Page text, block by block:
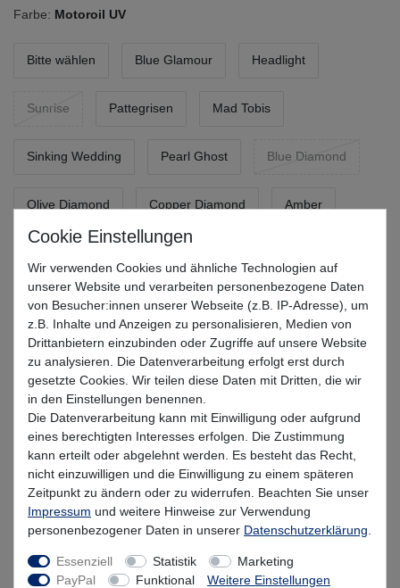
Farbe: Motoroil UV
Bitte wählen Blue Glamour Headlight
Sunrise Pattegrisen Mad Tobis
Sinking Wedding Pearl Ghost Blue Diamond
Olive Diamond Copper Diamond Amber
Smoked Chrome Golden Hour Pink Magic
Aurora Pulse Green UV Pearl
UVP 6,99 €
6,29 EUR*
Versandkosten
Lieferzeit 1-3 Tage (Deutschland); 3-7 Tage (Ausland)
Informationen zur Berechnung des Liefertermins hier
Nur noch 5 Stück verfügbar
Wir verwenden Cookies und ähnliche Technologien auf
unserer Website und verarbeiten personenbezogene Daten
von Besucher:innen unserer Webseite (z.B. IP-Adresse), um
z.B. Inhalte und Anzeigen zu personalisieren, Medien von
Drittanbietern einzubinden oder Zugriffe auf unsere Website
zu analysieren. Die Datenverarbeitung erfolgt erst durch
gesetzte Cookies. Wir teilen diese Daten mit Dritten, die wir
in den Einstellungen benennen.
Die Datenverarbeitung kann mit Einwilligung oder aufgrund
eines berechtigten Interesses erfolgen. Die Zustimmung
kann erteilt oder abgelehnt werden. Es besteht das Recht,
nicht einzuwilligen und die Einwilligung zu einem späteren
Zeitpunkt zu ändern oder zu widerrufen. Beachten Sie unser
Impressum und weitere Hinweise zur Verwendung
personenbezogener Daten in unserer Daten­schutz­erklärung
Essenziell Statistik
Marketing
PayPal
Funktional Weitere Einstellungen